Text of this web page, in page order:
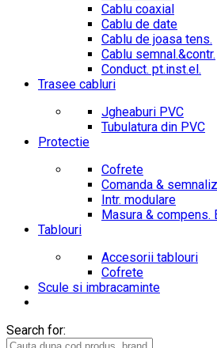
Cablu coaxial
Cablu de date
Cablu de joasa tens.
Cablu semnal.&contr.
Conduct. pt.inst.el.
Trasee cabluri
Jgheaburi PVC
Tubulatura din PVC
Protectie
Cofrete
Comanda &
Intr. modulare
Masura & compens.
Tablouri
Accesorii tablouri
Cofrete
Scule si imbracaminte
Search for: